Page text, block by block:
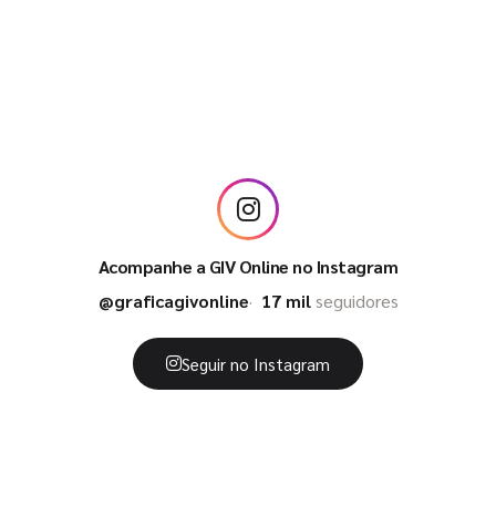
Acompanhe a GIV Online no Instagram
@graficagivonline
17 milseguidores
Seguir no Instagram